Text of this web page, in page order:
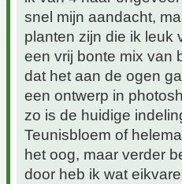
snel mijn aandacht,
planten zijn die ik leuk
een vrij bonte mix van
dat het aan de ogen
een ontwerp in
zo is de huidige
Teunisbloem of
het oog, maar verder
door heb ik wat